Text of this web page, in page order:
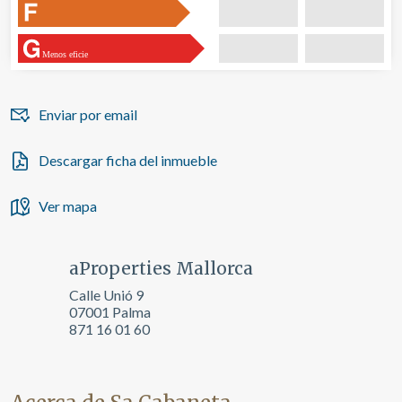
Menos eficie
Enviar por email
Descargar ficha del inmueble
Ver mapa
aProperties Mallorca
Calle Unió 9
07001 Palma
871 16 01 60